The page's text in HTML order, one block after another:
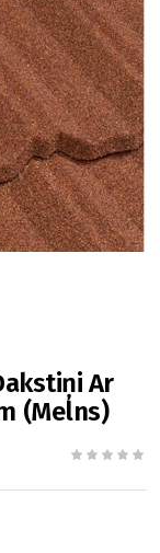
Ar
(Melns)